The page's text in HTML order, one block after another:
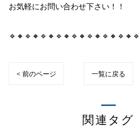
お気軽にお問い合わせ下さい！！
🔹🔸🔹🔸🔹🔸🔹🔸🔹🔸🔹🔸🔹🔸🔹🔸🔹
< 前のページ 一覧に戻る
関連タグ